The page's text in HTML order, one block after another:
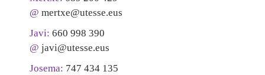
@ mertxe@utesse.eus
Javi: 660 998 390
@ javi@utesse.eus
Josema: 747 434 135